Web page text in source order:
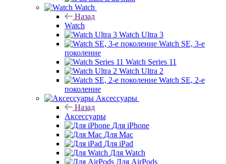
Watch
Назад
Watch
Watch Ultra 3
Watch SE, 3-е
поколение
Watch Series 11
Watch Ultra 2
Watch SE, 2-е
поколение
Аксессуары
Назад
Аксессуары
Для iPhone
Для Mac
Для iPad
Для Watch
Для AirPods